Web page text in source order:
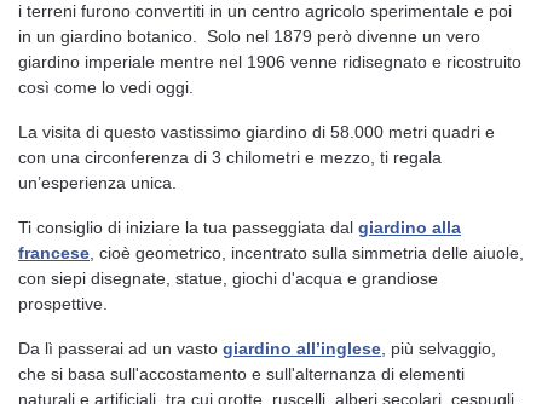
i terreni furono convertiti in un centro agricolo sperimentale e poi
in un giardino botanico. Solo nel 1879 però divenne un vero
giardino imperiale mentre nel 1906 venne ridisegnato e ricostruito
così come lo vedi oggi.
La visita di questo vastissimo giardino di 58.000 metri quadri e
con una circonferenza di 3 chilometri e mezzo, ti regala
un’esperienza unica.
Ti consiglio di iniziare la tua passeggiata dal giardino alla
francese , cioè geometrico, incentrato sulla simmetria delle aiuole,
con siepi disegnate, statue, giochi d'acqua e grandiose
prospettive.
Da lì passerai ad un vasto giardino all’inglese , più selvaggio,
che si basa sull'accostamento e sull'alternanza di elementi
naturali e artificiali, tra cui grotte, ruscelli, alberi secolari, cespugli,